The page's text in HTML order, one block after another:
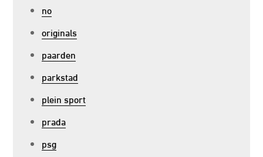
no
originals
paarden
parkstad
plein sport
prada
psg